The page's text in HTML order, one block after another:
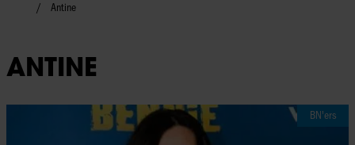
Antine
ANTINE
BN'ers